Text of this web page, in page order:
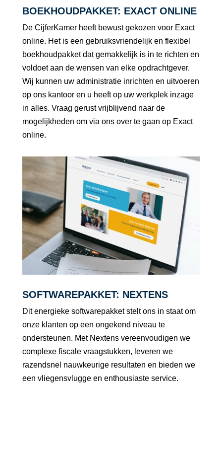
BOEKHOUDPAKKET: EXACT ONLINE
De CijferKamer heeft bewust gekozen voor Exact
online. Het is een gebruiksvriendelijk en flexibel
boekhoudpakket dat gemakkelijk is in te richten en
voldoet aan de wensen van elke opdrachtgever.
Wij kunnen uw administratie inrichten en uitvoeren
op ons kantoor en u heeft op uw werkplek inzage
in alles. Vraag gerust vrijblijvend naar de
mogelijkheden om via ons over te gaan op Exact
online.
SOFTWAREPAKKET: NEXTENS
Dit energieke softwarepakket stelt ons in staat om
onze klanten op een ongekend niveau te
ondersteunen. Met Nextens vereenvoudigen we
complexe fiscale vraagstukken, leveren we
razendsnel nauwkeurige resultaten en bieden we
een vliegensvlugge en enthousiaste service.